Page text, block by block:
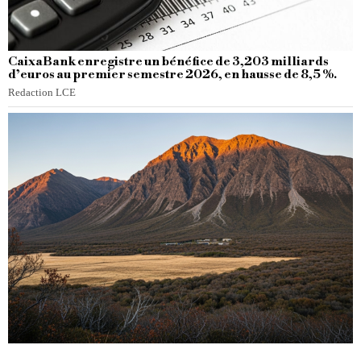
CaixaBank enregistre un bénéfice de 3,203 milliards
d’euros au premier semestre 2026, en hausse de 8,5 %.
Redaction LCE